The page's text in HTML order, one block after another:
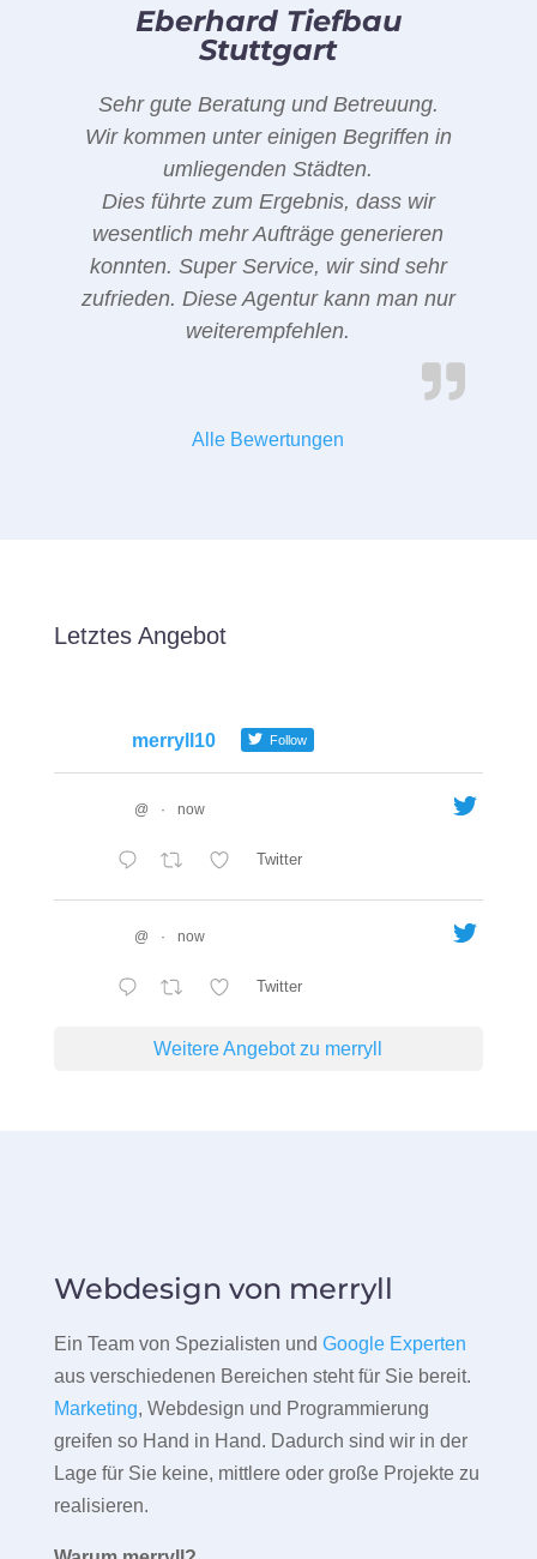
Eberhard Tiefbau
Stuttgart
Sehr gute Beratung und Betreuung.
Wir kommen unter einigen Begriffen in
umliegenden Städten.
Dies führte zum Ergebnis, dass wir
wesentlich mehr Aufträge generieren
konnten. Super Service, wir sind sehr
zufrieden. Diese Agentur kann man nur
weiterempfehlen.
Alle Bewertungen
Letztes Angebot
merryll10 Follow
@ · now
Twitter
@ · now
Twitter
Weitere Angebot zu merryll
Webdesign von merryll
Ein Team von Spezialisten und Google Experten
aus verschiedenen Bereichen steht für Sie bereit.
Marketing, Webdesign und Programmierung
greifen so Hand in Hand. Dadurch sind wir in der
Lage für Sie keine, mittlere oder große Projekte zu
realisieren.